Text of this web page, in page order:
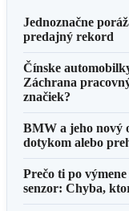
Jednoznačne
predajný rekord
Čínske
Záchrana
značiek?
BMW a jeho nový
dotykom alebo
Prečo ti po
senzor: Chyba,